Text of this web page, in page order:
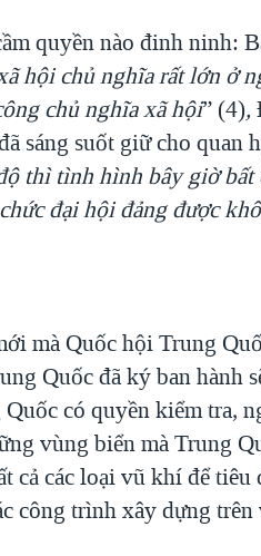
quyền nào đinh ninh:
hội chủ nghĩa rất lớn ở
chủ nghĩa xã hội” (4),
sáng suốt giữ cho quan
thì tình hình bây giờ bất
đại hội đảng được
mà Quốc hội Trung
Quốc đã ký ban hành
có quyền kiểm tra,
vùng biển mà Trung
cả các loại vũ khí để tiêu
công trình xây dựng trên